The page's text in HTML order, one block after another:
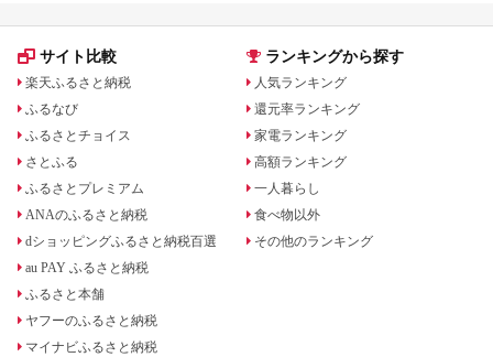
サイト比較
楽天ふるさと納税
ふるなび
ふるさとチョイス
さとふる
ふるさとプレミアム
ANAのふるさと納税
dショッピングふるさと納税百選
au PAY ふるさと納税
ふるさと本舗
ヤフーのふるさと納税
マイナビふるさと納税
ランキングから探す
人気ランキング
還元率ランキング
家電ランキング
高額ランキング
一人暮らし
食べ物以外
その他のランキング